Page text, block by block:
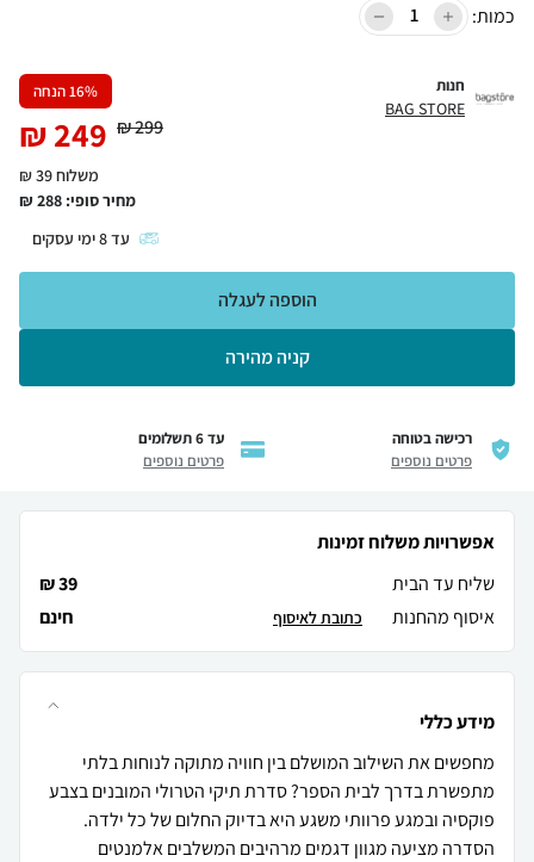
כמות:
חנות
BAG STORE
16% הנחה
299
₪
249
₪
משלוח 39 ₪
מחיר סופי: 288
₪
עד8ימי עסקים
קניה מהירה
הוספה לעגלה
רכישה בטוחה
פרטים נוספים
עד 6 תשלומים
פרטים נוספים
אפשרויות משלוח זמינות
שליח עד הבית
39 ₪
איסוף מהחנות
חינם כתובת לאיסוף
מידע כללי
מחפשים את השילוב המושלם בין חוויה מתוקה לנוחות בלתי
מתפשרת בדרך לבית הספר? סדרת תיקי הטרולי המובנים בצבע
פוקסיה ובמגע פרוותי משגע היא בדיוק החלום של כל ילדה.
הסדרה מציעה מגוון דגמים מרהיבים המשלבים אלמנטים